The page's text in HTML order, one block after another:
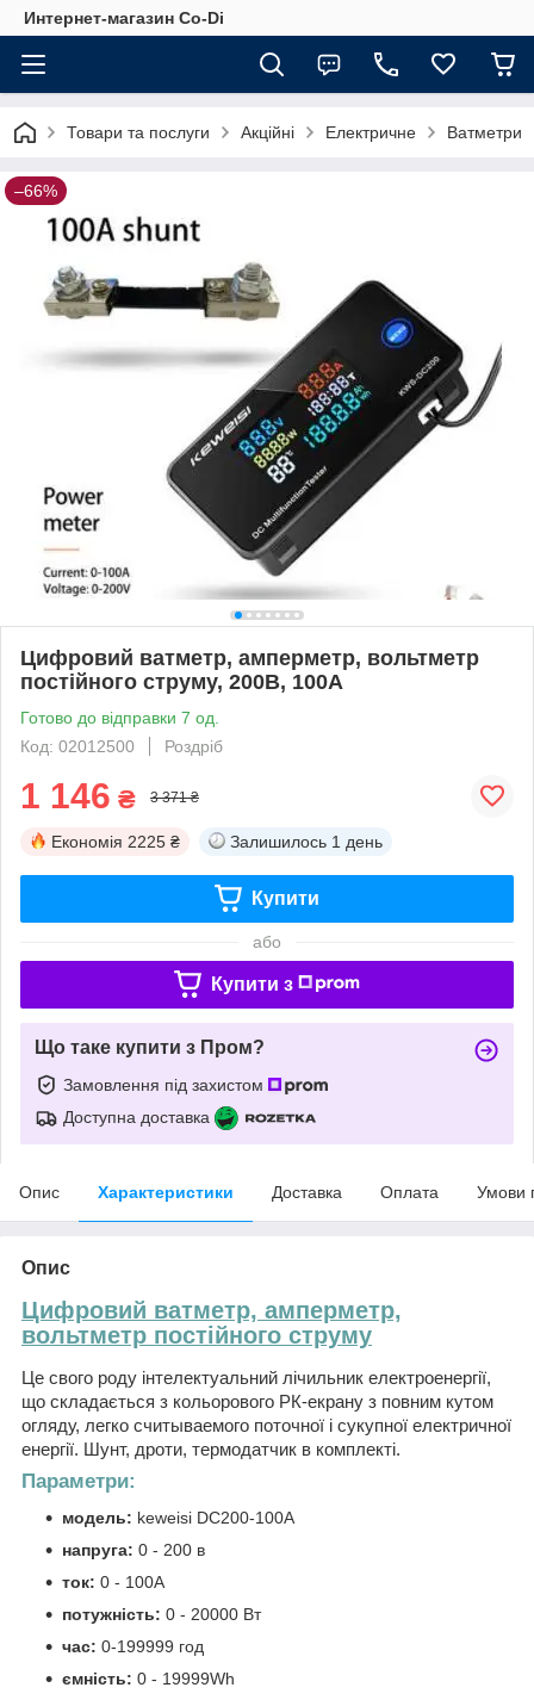
Интернет-магазин Co-Di
Товари та послуги Акційні Електричне Ватметри
–66%
Цифровий ватметр, амперметр, вольтметр
постійного струму, 200В, 100А
Готово до відправки 7 од.
Код: 02012500
Роздріб
1 146 ₴ 3 371 ₴
Економія 2225 ₴ Залишилось 1 день
Купити
або
Купити з
Що таке купити з Пром?
Замовлення під захистом
Доступна доставка
Опис Характеристики Доставка Оплата Умови
Опис
Цифровий ватметр, амперметр,
вольтметр постійного струму
Це свого роду інтелектуальний лічильник електроенергії,
що складається з кольорового РК-екрану з повним кутом
огляду, легко считываемого поточної і сукупної електричної
енергії. Шунт, дроти, термодатчик в комплекті.
Параметри:
модель: keweisi DC200-100A
напруга: 0 - 200 в
ток: 0 - 100A
потужність: 0 - 20000 Вт
час: 0-199999 год
ємність: 0 - 19999Wh